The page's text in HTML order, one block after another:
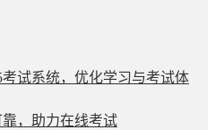
试系统，优化学习与考试体
，助力在线考试